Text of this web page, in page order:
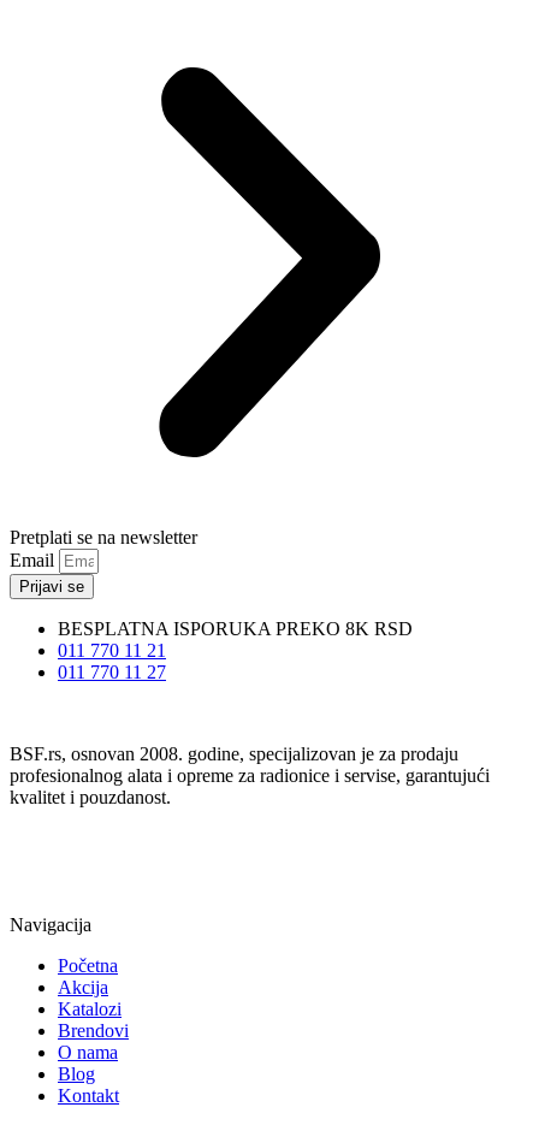
Pretplati se na newsletter
Email
Prijavi se
BESPLATNA ISPORUKA PREKO 8K RSD
011 770 11 21
011 770 11 27
BSF.rs, osnovan 2008. godine, specijalizovan je za prodaju
profesionalnog alata i opreme za radionice i servise, garantujući
kvalitet i pouzdanost.
Navigacija
Početna
Akcija
Katalozi
Brendovi
O nama
Blog
Kontakt